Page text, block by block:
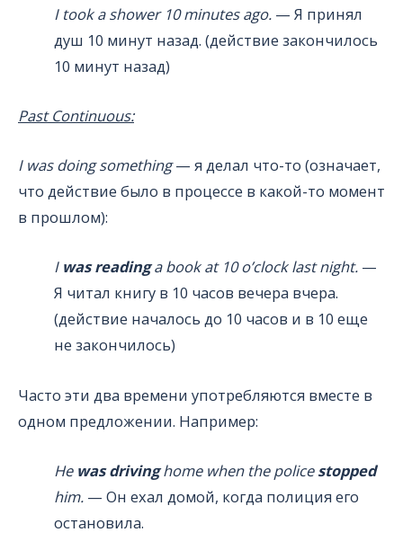
I took a shower 10 minutes ago. — Я принял
душ 10 минут назад. (действие закончилось
10 минут назад)
Past Continuous:
I was doing something— я делал что-то (означает,
что действие было в процессе в какой-то момент
в прошлом):
I was readinga book at 10 o’clock last night. —
Я читал книгу в 10 часов вечера вчера.
(действие началось до 10 часов и в 10 еще
не закончилось)
Часто эти два времени употребляются вместе в
одном предложении. Например:
He was drivinghome when the policestopped
him. — Он ехал домой, когда полиция его
остановила.